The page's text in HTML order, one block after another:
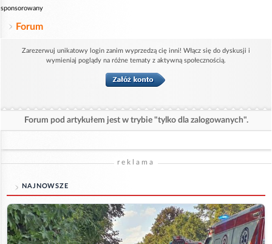
sponsorowany
Forum
Zarezerwuj unikatowy login zanim wyprzedzą cię inni! Włącz się do dyskusji i
wymieniaj poglądy na różne tematy z aktywną społecznością.
Forum pod artykułem jest w trybie "tylko dla zalogowanych".
reklama
NAJNOWSZE